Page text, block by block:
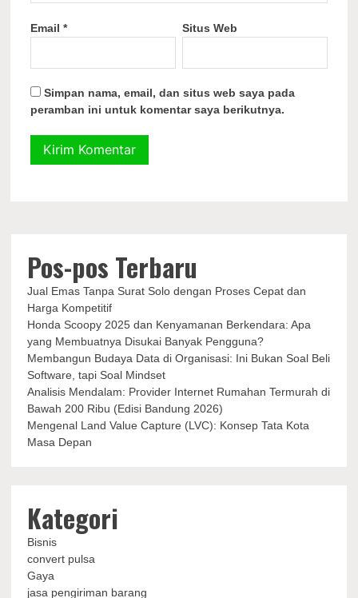
Email* Situs Web
Simpan nama, email, dan situs web saya pada
peramban ini untuk komentar saya berikutnya.
Pos-pos Terbaru
Jual Emas Tanpa Surat Solo dengan Proses Cepat dan
Harga Kompetitif
Honda Scoopy 2025 dan Kenyamanan Berkendara: Apa
yang Membuatnya Disukai Banyak Pengguna?
Membangun Budaya Data di Organisasi: Ini Bukan Soal Beli
Software, tapi Soal Mindset
Analisis Mendalam: Provider Internet Rumahan Termurah di
Bawah 200 Ribu (Edisi Bandung 2026)
Mengenal Land Value Capture (LVC): Konsep Tata Kota
Masa Depan
Kategori
Bisnis
convert pulsa
Gaya
jasa pengiriman barang